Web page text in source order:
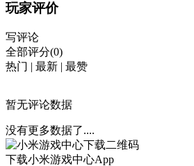
玩家评价
写评论
全部评分(0)
热门 | 最新 | 最赞
暂无评论数据
没有更多数据了....
下载小米游戏中心App